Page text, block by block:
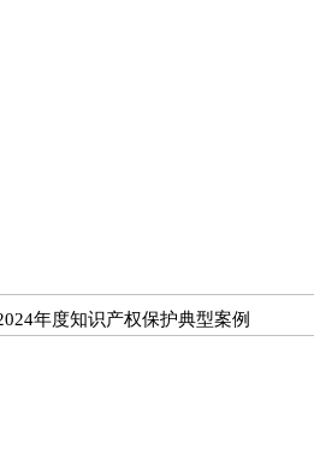
年度知识产权保护典型案例